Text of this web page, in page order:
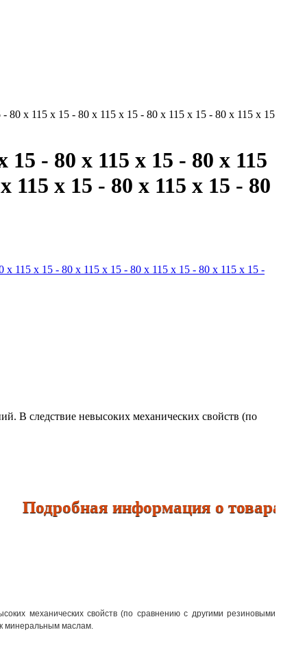
80 x 115 x 15 - 80 x 115 x 15 - 80 x 115 x 15 - 80 x 115 x 15
15 - 80 x 115 x 15 - 80 x 115
115 x 15 - 80 x 115 x 15 - 80
В следствие невысоких механических свойств (по
информация о товарах
механических свойств (по сравнению с другими резиновыми
к минеральным маслам.